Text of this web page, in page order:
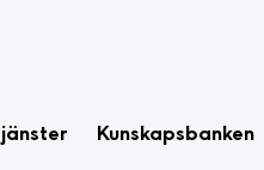
Kunskapsbanken